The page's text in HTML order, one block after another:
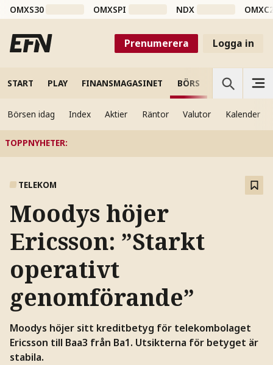
OMXS30 OMXSPI NDX
Prenumerera Logga in
START PLAY FINANSMAGASINET BÖRS VETENSKAP
Börsen idag Index Aktier Räntor Valutor Kalender
TOPPNYHETER:
TELEKOM
Moodys höjer
Ericsson: ”Starkt
operativt
genomförande”
Moodys höjer sitt kreditbetyg för telekombolaget
Ericsson till Baa3 från Ba1. Utsikterna för betyget är
stabila.